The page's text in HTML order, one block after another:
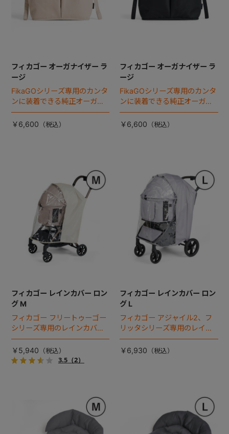
フィカゴー オーガナイザー ラ
ージ
FikaGOシリーズ専用のカンタ
ンに装着できる純正オーガナ
イザー。
￥6,600
フィカゴー オーガナイザー ラ
ージ
FikaGOシリーズ専用のカンタ
ンに装着できる純正オーガナ
イザー。
￥6,600
フィカゴー レインカバー ロン
グ M
フィカゴー フリートゥーゴー
シリーズ専用のレインカバ
ー。雨の日のお出かけも安
心。
￥5,940
3.5（2）
フィカゴー レインカバー ロン
グ L
フィカゴー アジャイル2、フ
リッタシリーズ専用のレイン
カバー。雨の日のお出かけも
安心。
￥6,930